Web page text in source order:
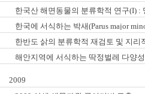
한국산 해면동물의 분류학적 연구(I) :
한국에 서식하는 박새(Parus major
한반도 삵의 분류학적 재검토 및 지리
해안지역에 서식하는 딱정벌레 다양
2009